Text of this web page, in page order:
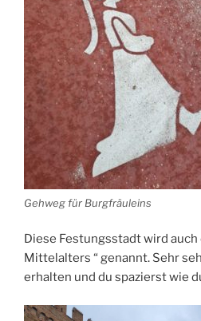
Gehweg für Burgfräuleins
Diese Festungsstadt wird
Mittelalters “ genannt. Sehr
erhalten und du spazierst wie